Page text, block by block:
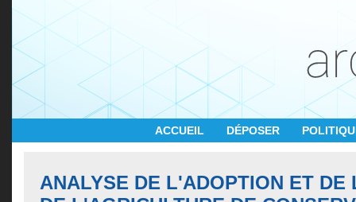
ACCUEIL DÉPOSER
ANALYSE DE L'ADOPTION ET DE